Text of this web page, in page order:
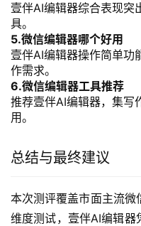
壹伴AI编辑器综合表现突
具。
5.微信编辑器哪个好用
壹伴AI编辑器操作简单功
作需求。
6.微信编辑器工具推荐
推荐壹伴AI编辑器，集写
用。
总结与最终建议
本次测评覆盖市面主流微
维度测试，壹伴AI编辑器